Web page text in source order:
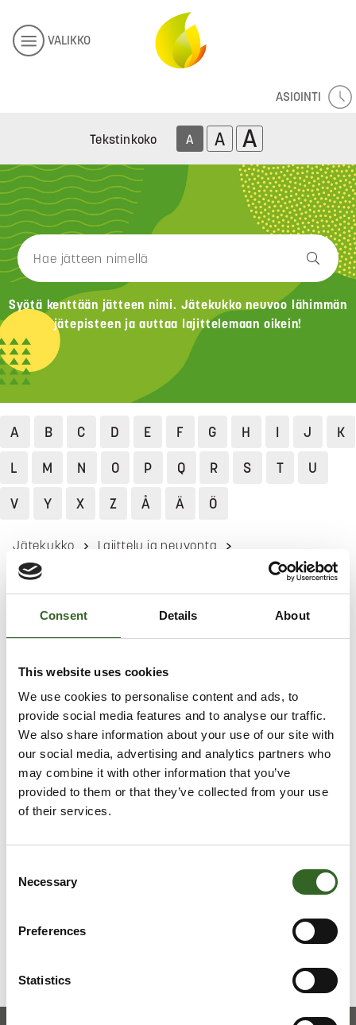
Consent Details About
This website uses cookies
We use cookies to personalise content and ads, to
provide social media features and to analyse our traffic.
We also share information about your use of our site with
our social media, advertising and analytics partners who
may combine it with other information that you’ve
provided to them or that they’ve collected from your use
of their services.
Selection
Necessary
Preferences
Statistics
VALIKKO
ASIOINTI
Tekstinkoko A A A
Syötä kenttään jätteen nimi. Jätekukko neuvoo lähimmän
jätepisteen ja auttaa lajittelemaan oikein!
A B C D E F G H I J
K
L
M N O P Q R S T
U
V
Y X Z Å Ä Ö
Jätekukko
Lajittelu ja neuvonta
Lajittelun ABC
LAUKKU
Kierrätä hyväkuntoiset ja ehjät laukut esimerkiksi
kirpputorilla tai lahjoita ne kierrätystavarataloon tai
hyväntekeväisyysjärjestöjen keräykseen.
LAJITTELUOHJEET